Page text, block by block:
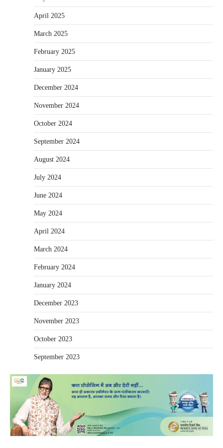
April 2025
March 2025
February 2025
January 2025
December 2024
November 2024
October 2024
September 2024
August 2024
July 2024
June 2024
May 2024
April 2024
March 2024
February 2024
January 2024
December 2023
November 2023
October 2023
September 2023